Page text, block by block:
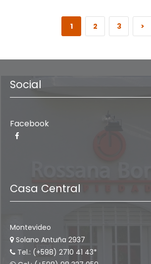
1 2 3 >
Social
Facebook
Casa Central
Montevideo
Solano Antuña 2937
Tel.: (+598) 2710 41 43*